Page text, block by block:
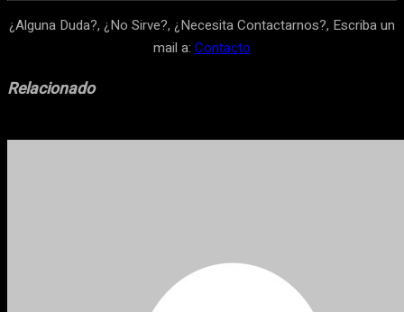
¿Alguna Duda?, ¿No Sirve?, ¿Necesita Contactarnos?, Escriba un
mail a: Contacto
Relacionado